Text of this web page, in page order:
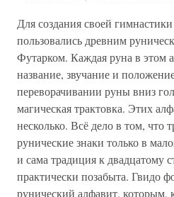
Для создания своей
пользовались древним
Футарком. Каждая руна в этом
название, звучание и
переворачивании руны вниз
магическая трактовка. Этих
несколько. Всё дело в том, что
рунические знаки только в
и сама традиция к двадцатому
практически позабыта. Гвидо
рунический алфавит, которым,